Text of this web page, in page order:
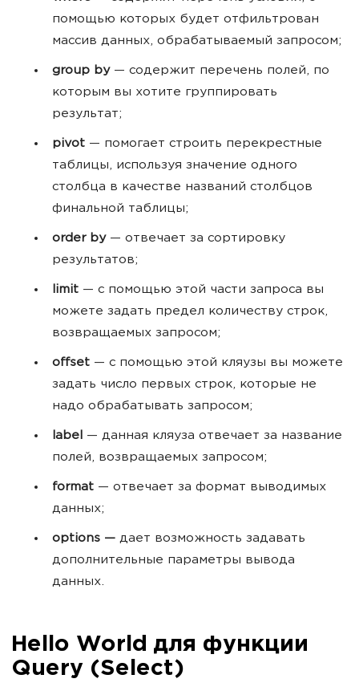
помощью которых будет отфильтрован
массив данных, обрабатываемый запросом;
group by— содержит перечень полей, по
которым вы хотите группировать
результат;
pivot — помогает строить перекрестные
таблицы, используя значение одного
столбца в качестве названий столбцов
финальной таблицы;
order by— отвечает за сортировку
результатов;
limit — с помощью этой части запроса вы
можете задать предел количеству строк,
возвращаемых запросом;
offset — с помощью этой кляузы вы можете
задать число первых строк, которые не
надо обрабатывать запросом;
label — данная кляуза отвечает за название
полей, возвращаемых запросом;
format — отвечает за формат выводимых
данных;
options — дает возможность задавать
дополнительные параметры вывода
данных.
Hello World для функции
Query (Select)